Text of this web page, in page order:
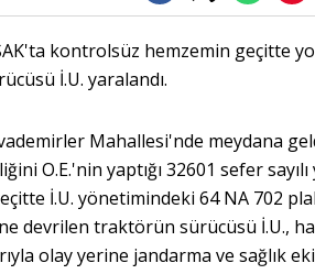
kontrolsüz hemzemin geçitte
İ.U. yaralandı.
Mahallesi'nde meydana
O.E.'nin yaptığı 32601 sefer sayılı
İ.U. yönetimindeki 64 NA 702
devrilen traktörün sürücüsü İ.U.,
olay yerine jandarma ve sağlık